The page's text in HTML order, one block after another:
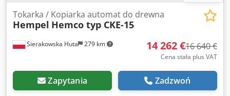
Sierakowska Huta 279 km
Tokarka / Kopiarka automat do drewna
Hempel Hemco typ CKE-15
14 262 €16 640 €
Cena stała plus VAT
Zapytania Zadzwoń